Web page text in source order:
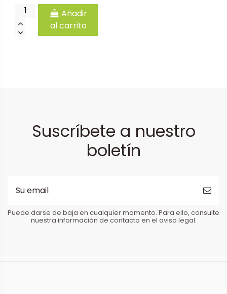
Añadir
al carrito
Suscríbete a nuestro
boletín
Puede darse de baja en cualquier momento. Para ello, consulte
nuestra información de contacto en el aviso legal.